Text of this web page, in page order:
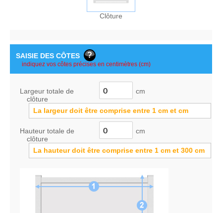
Clôture
SAISIE DES CÔTES
Largeur totale de
clôture
cm
La largeur doit être comprise entre 1 cm et cm
Hauteur totale de
clôture
cm
La hauteur doit être comprise entre 1 cm et 300 cm